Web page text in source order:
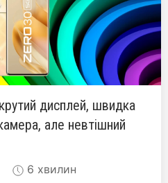
дисплей, швидка
але невтішний
6 хвилин